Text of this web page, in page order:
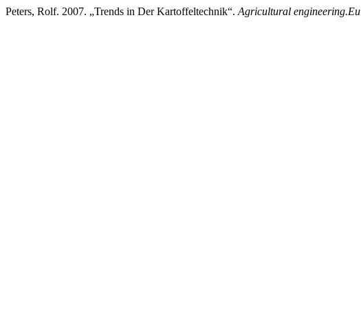
Peters, Rolf. 2007. „Trends in Der Kartoffeltechnik“. Agricultural engineering.Eu